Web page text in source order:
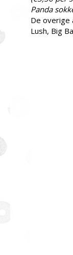
Panda
De overige
Lush, Big